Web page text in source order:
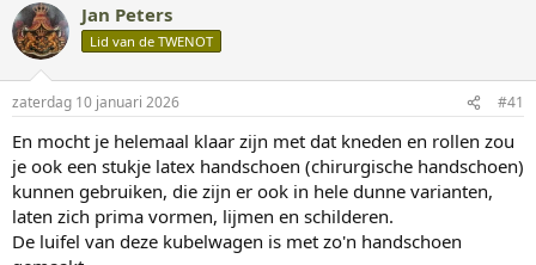
r
d
e
n
e
n
:
Jan Peters
Lid van de TWENOT
zaterdag 10 januari 2026 #41
En mocht je helemaal klaar zijn met dat kneden en rollen zou
je ook een stukje latex handschoen (chirurgische handschoen)
kunnen gebruiken, die zijn er ook in hele dunne varianten,
laten zich prima vormen, lijmen en schilderen.
De luifel van deze kubelwagen is met zo'n handschoen